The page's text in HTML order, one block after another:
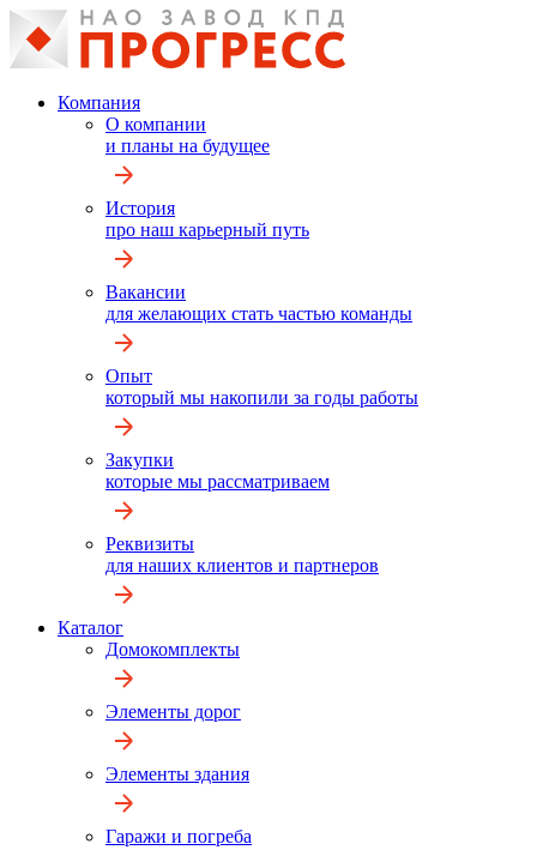
Компания
О компании
и планы на будущее
История
про наш карьерный путь
Вакансии
для желающих стать частью команды
Опыт
который мы накопили за годы работы
Закупки
которые мы рассматриваем
Реквизиты
для наших клиентов и партнеров
Каталог
Домокомплекты
Элементы дорог
Элементы здания
Гаражи и погреба